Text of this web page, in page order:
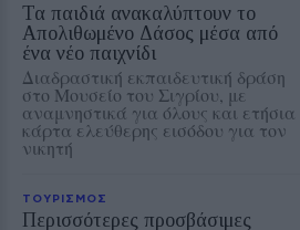
Τα παιδιά ανακαλύπτουν το
Απολιθωμένο Δάσος μέσα από
ένα νέο παιχνίδι
Διαδραστική εκπαιδευτική δράση
στο Μουσείο του Σιγρίου, με
αναμνηστικά για όλους και ετήσια
κάρτα ελεύθερης εισόδου για τον
νικητή
ΤΟΥΡΙΣΜΟΣ
Περισσότερες προσβάσιμες